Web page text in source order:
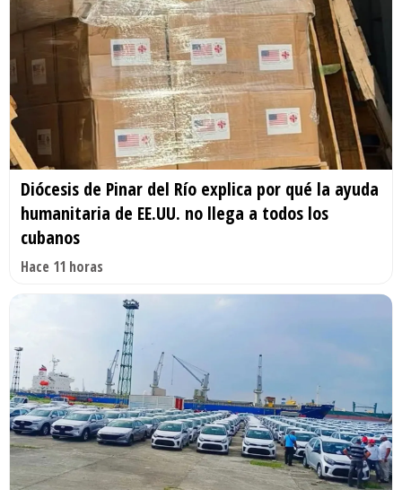
Diócesis de Pinar del Río explica por qué la ayuda
humanitaria de EE.UU. no llega a todos los
cubanos
Hace 11 horas